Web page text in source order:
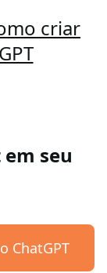
criar
seu
ChatGPT